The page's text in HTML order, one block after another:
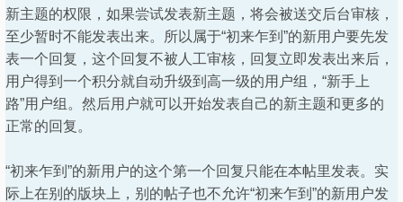
新主题的权限，如果尝试发表新主题，将会被送交后台审核，
至少暂时不能发表出来。所以属于“初来乍到”的新用户要先发
表一个回复，这个回复不被人工审核，回复立即发表出来后，
用户得到一个积分就自动升级到高一级的用户组，“新手上
路”用户组。然后用户就可以开始发表自己的新主题和更多的
正常的回复。
“初来乍到”的新用户的这个第一个回复只能在本帖里发表。实
际上在别的版块上，别的帖子也不允许“初来乍到”的新用户发
微博 交友
博客 登录